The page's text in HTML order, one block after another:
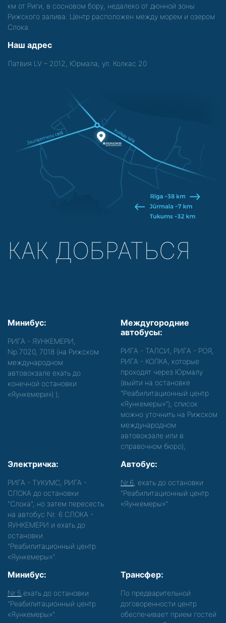
км от Риги, в сосновом бору, недалеко от дюнной зоны
Рижского залива. Центр расположен между морем и озером
Слока.
Наш адрес
Латвия LV – 2012, Юрмала, ул. Колкас 20
КАК ДОБРАТЬСЯ
Минибус:
РИГА - ЯУНКЕМЕРИ,
Nр.7020, 7018 (на Рижском
международном
автовокзале ехать до
конечной остановки
«Яункемери») );
Междугородние
автобусы:
РИГА - ТАЛСИ, РИГА - РОЯ,
РИГА - КОЛКА, которые
проходят через Юрмалу
(выйти на остановке
"Реабилитационный центр
«Яункемеры»"), список
можно уточнить на Рижском
международном
автовокзале или в
справочном бюро);
Электричка:
РИГА - ТУКУМС, РИГА -
СЛОКА до остановки
"Слока", но затем пересесть
на автобус Nr. 6 СЛОКА -
ЯУНКЕМЕРИ и ехать до
остановки
"Реабилитационный центр
«Яункемеры»".
Автобус:
Nr.6 , ехать до остановки
"Реабилитационный центр
«Яункемеры»".
Минибус:
Nr.5 ,ехать до остановки
"Реабилитационный центр
«Яункемеры»".
Трансфер:
По предварительной
договоренности центр
обеспечивает прием гостей